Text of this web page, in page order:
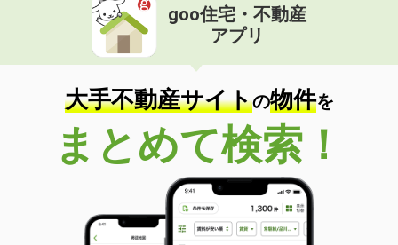
goo住宅・不動産
アプリ
大手不動産サイトの物件を
まとめて検索！